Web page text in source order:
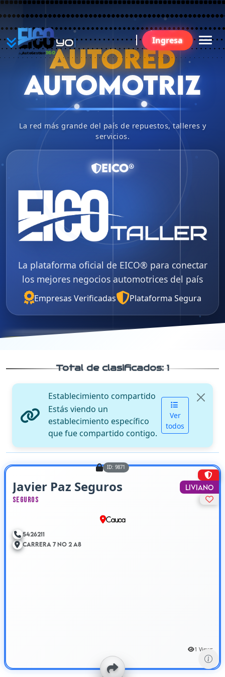
YO
B
AutoGestion 360
Ingresa
AUTORED
AUTOMOTRIZ
La red más grande del país de repuestos, talleres y
servicios.
EICO®
La plataforma oficial de EICO® para conectar
los mejores negocios automotrices del país
Empresas Verificadas Plataforma Segura
Total de clasificados:1
Establecimiento compartido
Estás viendo un
establecimiento específico
que fue compartido contigo.
Ver
todos
ID: 9871
Liviano
Javier Paz Seguros
Seguros
Cauca
5426211
Carrera 7 No 2 A8
1 Views